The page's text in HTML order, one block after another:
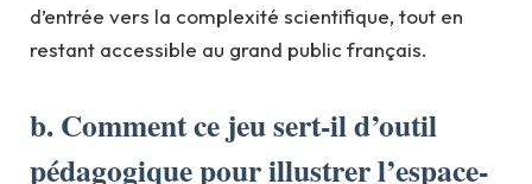
d’entrée vers la complexité scientifique, tout en
restant accessible au grand public français.
b. Comment ce jeu sert-il d’outil
pédagogique pour illustrer l’espace-